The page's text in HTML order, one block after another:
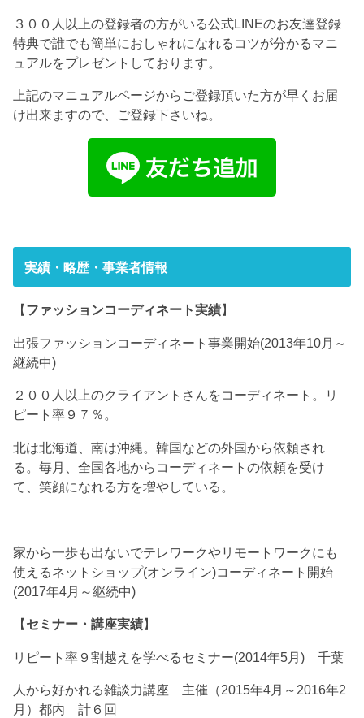
３００人以上の登録者の方がいる公式LINEのお友達登録
特典で誰でも簡単におしゃれになれるコツが分かるマニ
ュアルをプレゼントしております。
上記のマニュアルページからご登録頂いた方が早くお届
け出来ますので、ご登録下さいね。
実績・略歴・事業者情報
【 ファッションコーディネート実績】
出張ファッションコーディネート事業開始(2013年10月～
継続中)
２００人以上のクライアントさんをコーディネート。リ
ピート率９７％。
北は北海道、南は沖縄。韓国などの外国から依頼され
る。毎月、全国各地からコーディネートの依頼を受け
て、笑顔になれる方を増やしている。
家から一歩も出ないでテレワークやリモートワークにも
使えるネットショップ(オンライン)コーディネート開始
(2017年4月～継続中)
【セミナー・講座実績】
リピート率９割越えを学べるセミナー(2014年5月) 千葉
人から好かれる雑談力講座 主催（2015年4月～2016年2
月）都内 計６回